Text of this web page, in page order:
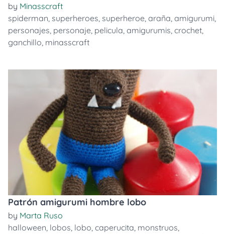
by Minasscraft
spiderman, superheroes, superheroe, araña, amigurumi,
personajes, personaje, pelicula, amigurumis, crochet,
ganchillo, minasscraft
Patrón amigurumi hombre lobo
by Marta Ruso
halloween, lobos, lobo, caperucita, monstruos,